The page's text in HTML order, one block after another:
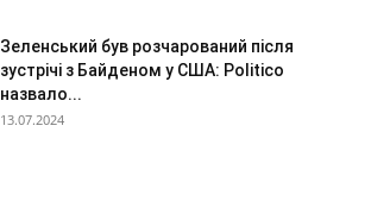
Зеленський був розчарований після
зустрічі з Байденом у США: Politico
назвало...
13.07.2024